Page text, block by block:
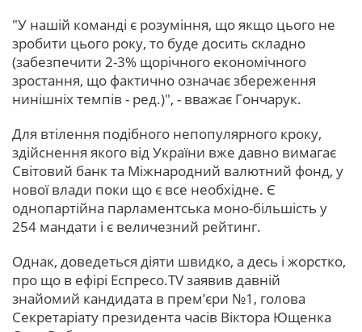
"У нашій команді є розуміння, що якщо цього не
зробити цього року, то буде досить складно
(забезпечити 2-3% щорічного економічного
зростання, що фактично означає збереження
нинішніх темпів - ред.)", - вважає Гончарук.
Для втілення подібного непопулярного кроку,
здійснення якого від України вже давно вимагає
Світовий банк та Міжнародний валютний фонд, у
нової влади поки що є все необхідне. Є
однопартійна парламентська моно-більшість у
254 мандати і є величезний рейтинг.
Однак, доведеться діяти швидко, а десь і жорстко,
про що в ефірі Еспресо.TV заявив давній
знайомий кандидата в прем’єри №1, голова
Секретаріату президента часів Віктора Ющенка